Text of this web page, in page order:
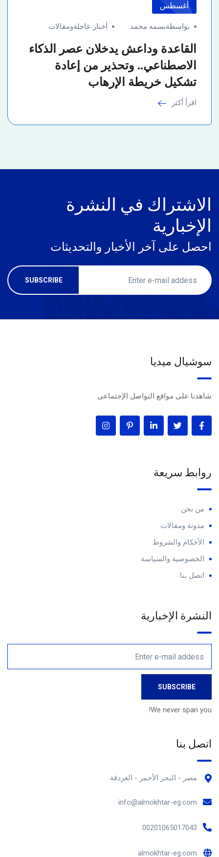
أغسطس
بواسطةنسمه محمد أخبار عاجلةومقالات
القاعدة وداعش يدخلان عصر الذكاء
الاصطناعي.. وتحذير من إعادة
تشكيل خريطة الإرهاب
اقرأ أكثر
الاشتراك في النشرة
الإخبارية
احصل على آخر الأخبار والتحديثات
سوشيال ميديا
شاهدنا على مواقع التواصل الإجتماعى
روابط سريعة
من نحن
مدونة ومقالات
الأحكام والشروط
الخصوصية والسياسة
اتصل بنا
النشرة الإخبارية
We never span you!
اتصل بنا
مصر - البحر الأحمر - الغردقة
info@almokhtar-eg.com
00201065017043
almokhtar-eg.com